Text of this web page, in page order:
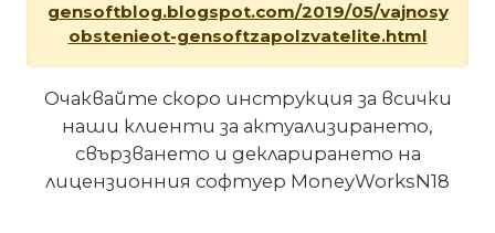
gensoftblog.blogspot.com/2019/05/vajnosy
obstenieot-gensoftzapolzvatelite.html
Очаквайте скоро инструкция за всички
наши клиенти за актуализирането,
свързването и декларирането на
лицензионния софтуер MoneyWorksN18